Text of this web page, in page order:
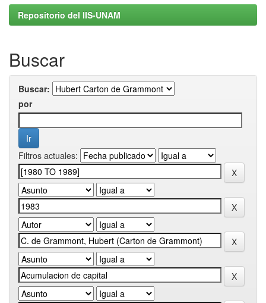
Repositorio del IIS-UNAM
Buscar
Buscar:
por
Filtros actuales: